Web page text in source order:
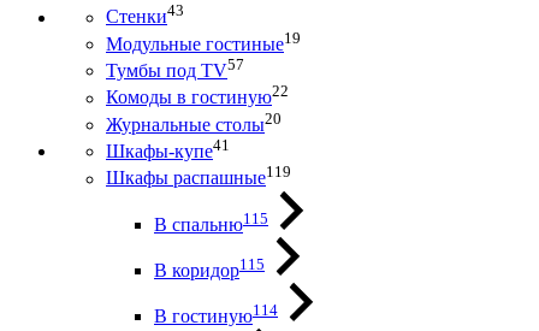
Стенки43
Модульные гостиные19
Тумбы под ТV57
Комоды в гостиную22
Журнальные столы20
Шкафы-купе41
Шкафы распашные119
В спальню115
В коридор115
В гостиную114